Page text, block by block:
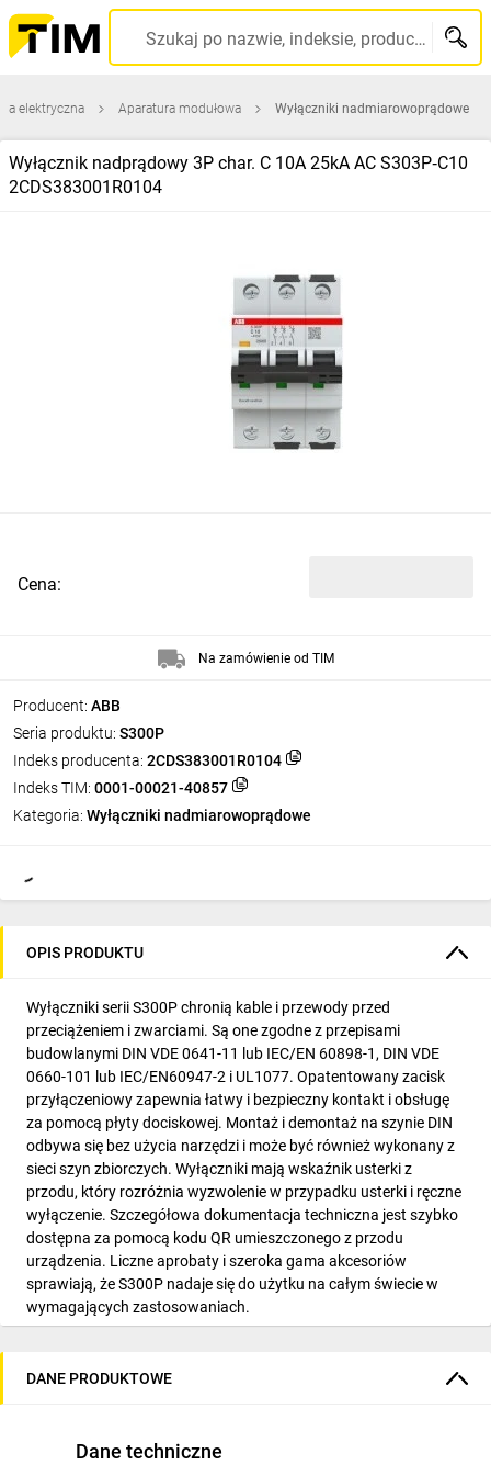
Szukaj po nazwie, indeksie, producencie, kodzie kreskowym...
elektryczna Aparatura modułowa Wyłączniki nadmiarowoprądowe
Wyłącznik nadprądowy 3P char. C 10A 25kA AC S303P‑C10
2CDS383001R0104
Producent: ABB
Seria produktu: S300P
Indeks producenta: 2CDS383001R0104
Indeks TIM: 0001-00021-40857
Kategoria: Wyłączniki nadmiarowoprądowe
Cena:
Na zamówienie od TIM
OPIS PRODUKTU
Wyłączniki serii S300P chronią kable i przewody przed
przeciążeniem i zwarciami. Są one zgodne z przepisami
budowlanymi DIN VDE 0641-11 lub IEC/EN 60898-1, DIN VDE
0660-101 lub IEC/EN60947-2 i UL1077. Opatentowany zacisk
przyłączeniowy zapewnia łatwy i bezpieczny kontakt i obsługę
za pomocą płyty dociskowej. Montaż i demontaż na szynie DIN
odbywa się bez użycia narzędzi i może być również wykonany z
sieci szyn zbiorczych. Wyłączniki mają wskaźnik usterki z
przodu, który rozróżnia wyzwolenie w przypadku usterki i ręczne
wyłączenie. Szczegółowa dokumentacja techniczna jest szybko
dostępna za pomocą kodu QR umieszczonego z przodu
urządzenia. Liczne aprobaty i szeroka gama akcesoriów
sprawiają, że S300P nadaje się do użytku na całym świecie w
wymagających zastosowaniach.
DANE PRODUKTOWE
Dane techniczne